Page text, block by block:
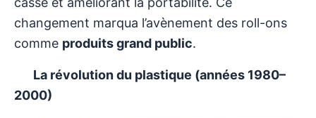
changement marqua l’avènement des roll-ons
comme produits grand public.
La révolution du plastique (années 1980–
2000)